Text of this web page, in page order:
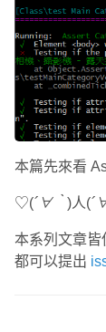
本篇先來看
♡(´∀｀ )人(
本系列文章皆
都可以提出